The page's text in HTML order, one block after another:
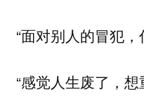
“面对别人的冒犯
“感觉人生废了，